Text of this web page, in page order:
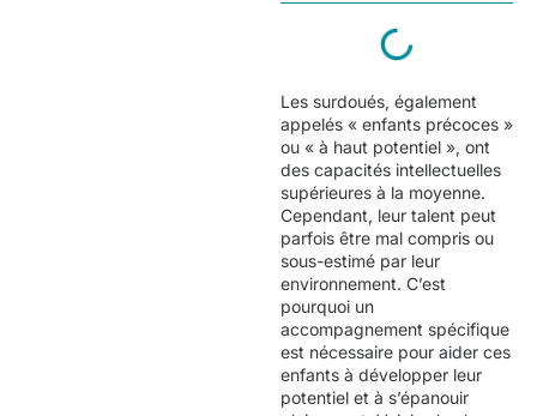
Les surdoués, également
appelés « enfants précoces »
ou « à haut potentiel », ont
des capacités intellectuelles
supérieures à la moyenne.
Cependant, leur talent peut
parfois être mal compris ou
sous-estimé par leur
environnement. C’est
pourquoi un
accompagnement spécifique
est nécessaire pour aider ces
enfants à développer leur
potentiel et à s’épanouir